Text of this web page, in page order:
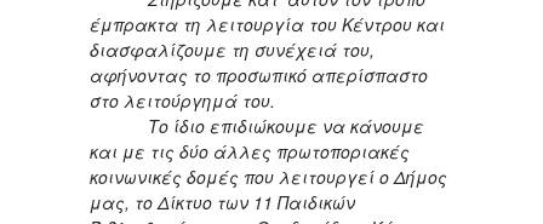
έμπρακτα τη λειτουργία του Κέντρου και
διασφαλίζουμε τη συνέχειά του,
αφήνοντας το προσωπικό απερίσπαστο
στο λειτούργημά του.
Το ίδιο επιδιώκουμε να κάνουμε
και με τις δύο άλλες πρωτοποριακές
κοινωνικές δομές που λειτουργεί ο Δήμος
μας, το Δίκτυο των 11 Παιδικών